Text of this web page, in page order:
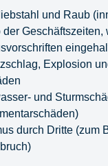
und Raub
Geschäftszeiten,
Explosion
und
durch Dritte (zum